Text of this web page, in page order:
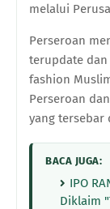
melalui
Perseroan
terupdate
fashion
Perseroan
yang tersebar
BACA JUGA:
IPO
Diklaim